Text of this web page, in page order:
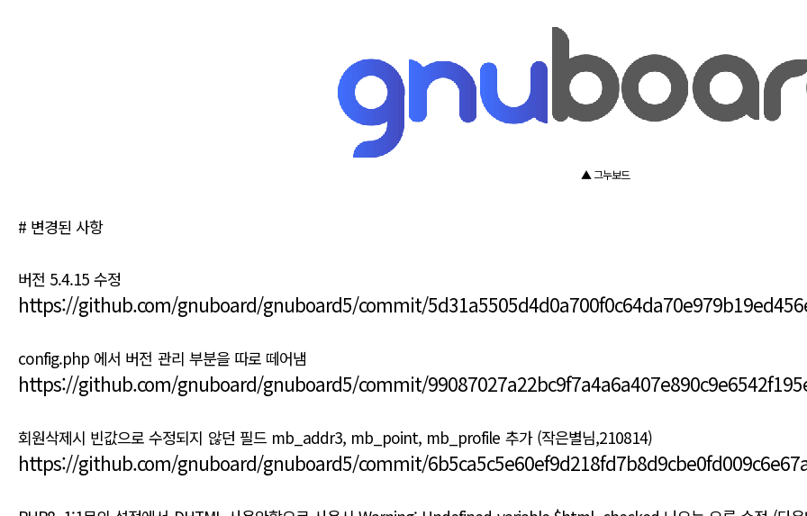
▲ 그누보드
# 변경된 사항
버전 5.4.15 수정
https://github.com/gnuboard/gnuboard5/commit/
config.php 에서 버전 관리 부분을 따로 떼어냄
https://github.com/gnuboard/gnuboard5/commit/
회원삭제시 빈값으로 수정되지 않던 필드 mb_addr3, mb_point, mb_profile 추가 (작은별님,210814)
https://github.com/gnuboard/gnuboard5/commit/